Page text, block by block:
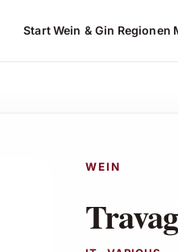
StartWein & Gin Regionen
WEIN